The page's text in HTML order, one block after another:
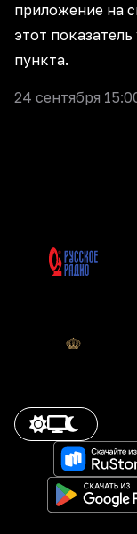
приложение на
этот
пункта.
24 сентября